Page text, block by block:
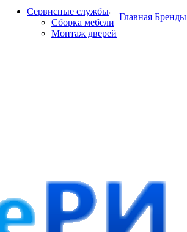
Сервисные службы
Сборка мебели
Монтаж дверей
Главная Бренды